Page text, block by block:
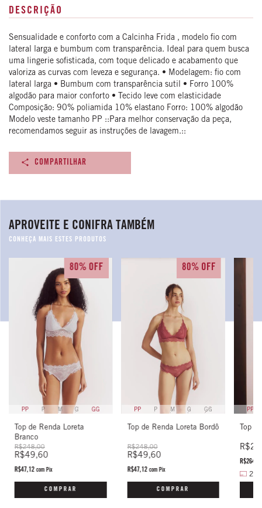
DESCRIÇÃO
Sensualidade e conforto com a Calcinha Frida , modelo fio com
lateral larga e bumbum com transparência. Ideal para quem busca
uma lingerie sofisticada, com toque delicado e acabamento que
valoriza as curvas com leveza e segurança. • Modelagem: fio com
lateral larga • Bumbum com transparência sutil • Forro 100%
algodão para maior conforto • Tecido leve com elasticidade
Composição: 90% poliamida 10% elastano Forro: 100% algodão
Modelo veste tamanho PP ::Para melhor conservação da peça,
recomendamos seguir as instruções de lavagem.::
COMPARTILHAR
APROVEITE E CONIFRA TAMBÉM
PP P M G GG
Top de Renda Loreta
Branco
R$248,00
R$49,60
80% OFF
R$47,12com Pix
COMPRAR
PP P M G GG
Top de Renda Loreta Bordô
R$248,00
R$49,60
80% OFF
R$47,12com Pix
COMPRAR
PP
Top
2